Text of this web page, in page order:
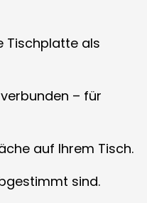
Tischplatte als
– für
auf Ihrem Tisch.
sind.